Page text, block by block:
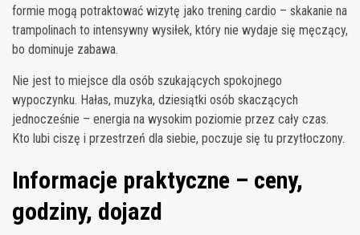
formie mogą potraktować wizytę jako trening cardio – skakanie na
trampolinach to intensywny wysiłek, który nie wydaje się męczący,
bo dominuje zabawa.
Nie jest to miejsce dla osób szukających spokojnego
wypoczynku. Hałas, muzyka, dziesiątki osób skaczących
jednocześnie – energia na wysokim poziomie przez cały czas.
Kto lubi ciszę i przestrzeń dla siebie, poczuje się tu przytłoczony.
Informacje praktyczne – ceny,
godziny, dojazd